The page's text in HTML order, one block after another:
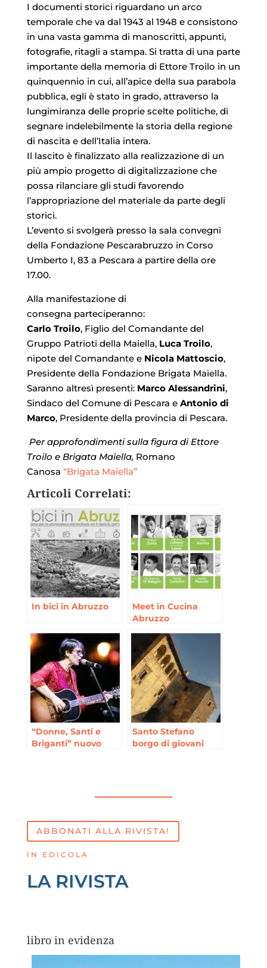
I documenti storici riguardano un arco
temporale che va dal 1943 al 1948 e consistono
in una vasta gamma di manoscritti, appunti,
fotografie, ritagli a stampa. Si tratta di una parte
importante della memoria di Ettore Troilo in un
quinquennio in cui, all’apice della sua parabola
pubblica, egli è stato in grado, attraverso la
lungimiranza delle proprie scelte politiche, di
segnare indelebilmente la storia della regione
di nascita e dell’Italia intera.
Il lascito è finalizzato alla realizzazione di un
più ampio progetto di digitalizzazione che
possa rilanciare gli studi favorendo
l’appropriazione del materiale da parte degli
storici.
L’evento si svolgerà presso la sala convegni
della Fondazione Pescarabruzzo in Corso
Umberto I, 83 a Pescara a partire della ore
17.00.
Alla manifestazione di
consegna parteciperanno:
Carlo Troilo, Figlio del Comandante del
Gruppo Patrioti della Maiella, Luca Troilo,
nipote del Comandante e Nicola Mattoscio,
Presidente della Fondazione Brigata Maiella.
Saranno altresì presenti: Marco Alessandrini,
Sindaco del Comune di Pescara e Antonio di
Marco, Presidente della provincia di Pescara.
Per approfondimenti sulla figura di Ettore
Troilo e Brigata Maiella, Romano
Canosa “Brigata Maiella”
Articoli Correlati:
In bici in Abruzzo
Meet in Cucina
Abruzzo
“Donne, Santi e
Briganti” nuovo
Santo Stefano
borgo di giovani
ABBONATI ALLA RIVISTA!
IN EDICOLA
LA RIVISTA
libro in evidenza